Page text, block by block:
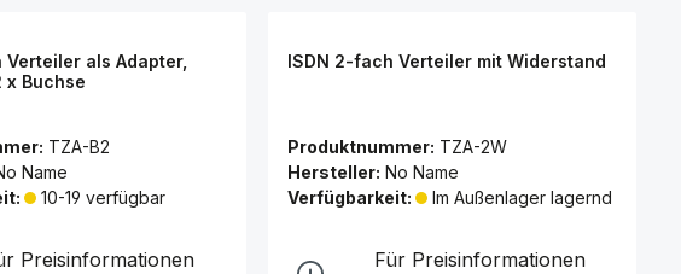
Verteiler als Adapter,
x Buchse
TZA-B2
Name
10-19 verfügbar
Preisinformationen
ISDN 2-fach Verteiler mit Widerstand
Produktnummer: TZA-2W
Hersteller: No Name
Verfügbarkeit:
Im Außenlager lagernd
Für Preisinformationen